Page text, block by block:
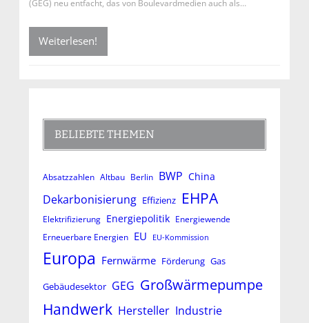
(GEG) neu entfacht, das von Boulevardmedien auch als…
Weiterlesen!
BELIEBTE THEMEN
Absatzzahlen Altbau Berlin BWP China
Dekarbonisierung Effizienz EHPA
Elektrifizierung Energiepolitik Energiewende
Erneuerbare Energien EU EU-Kommission
Europa Fernwärme Förderung Gas
Gebäudesektor GEG Großwärmepumpe
Handwerk Hersteller Industrie